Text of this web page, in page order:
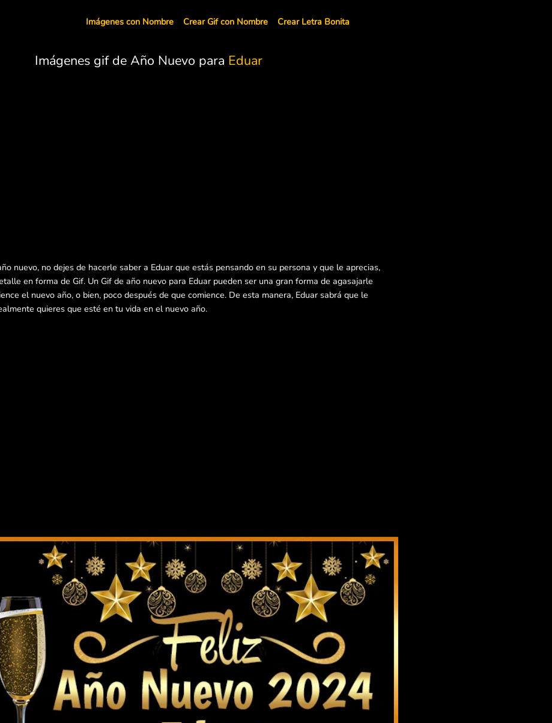
Imágenes con Nombre Crear Gif con Nombre Crear Letra Bonita
Imágenes gif de Año Nuevo para Eduar
nuevo, no dejes de hacerle saber a Eduar que estás pensando en su persona y que le aprecias,
en forma de Gif. Un Gif de año nuevo para Eduar pueden ser una gran forma de agasajarle
el nuevo año, o bien, poco después de que comience. De esta manera, Eduar sabrá que le
quieres que esté en tu vida en el nuevo año.